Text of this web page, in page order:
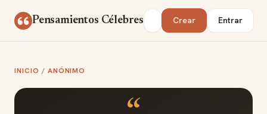
Pensamientos Célebres Buscar Crear Entrar
INICIO / ANÓNIMO